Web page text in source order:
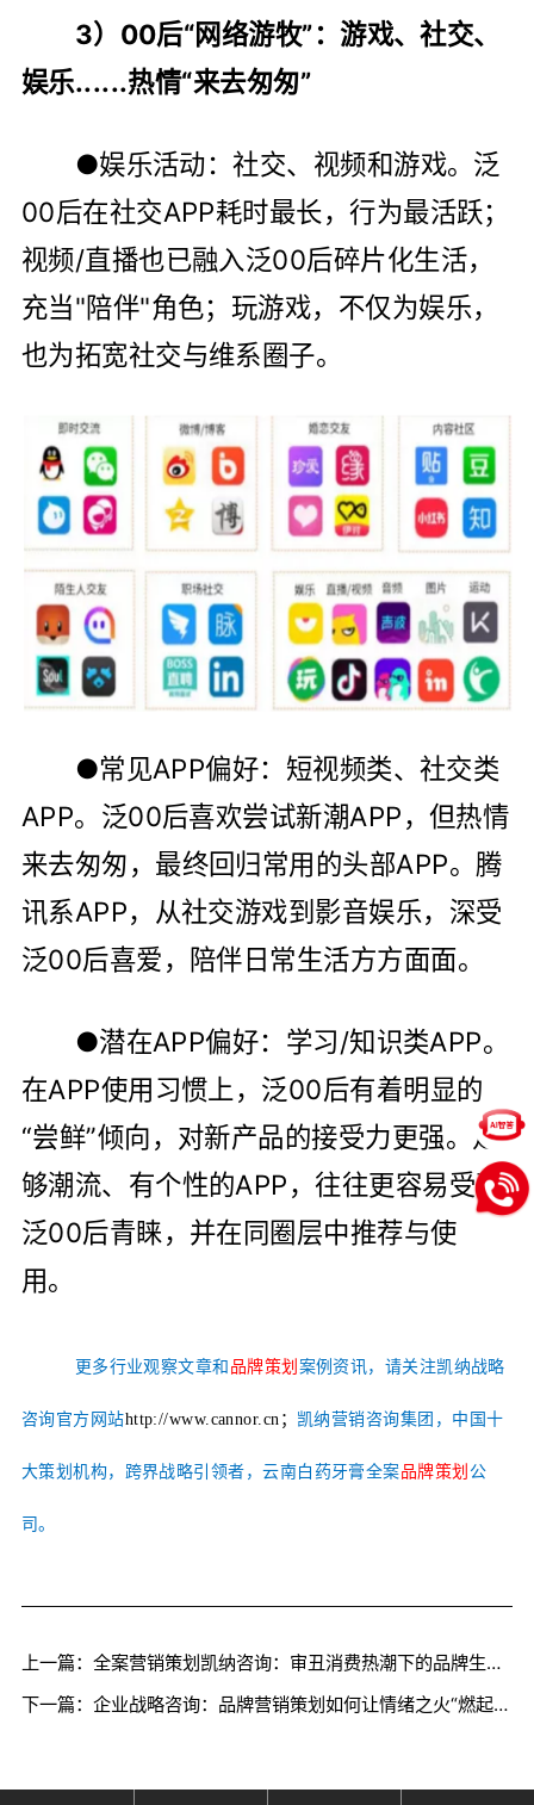
3）00后“网络游牧”：游戏、社交、
娱乐......热情“来去匆匆”
●娱乐活动：社交、视频和游戏。泛
00后在社交APP耗时最长，行为最活跃；
视频/直播也已融入泛00后碎片化生活，
充当"陪伴"角色；玩游戏，不仅为娱乐，
也为拓宽社交与维系圈子。
●常见APP偏好：短视频类、社交类
APP。泛00后喜欢尝试新潮APP，但热情
来去匆匆，最终回归常用的头部APP。腾
讯系APP，从社交游戏到影音娱乐，深受
泛00后喜爱，陪伴日常生活方方面面。
●潜在APP偏好：学习/知识类APP。
在APP使用习惯上，泛00后有着明显的
“尝鲜”倾向，对新产品的接受力更强。足
够潮流、有个性的APP，往往更容易受到
泛00后青睐，并在同圈层中推荐与使
用。
更多行业观察文章和 品牌策划 案例资讯，请关注凯纳战略
咨询官方网站http://www.cannor.cn； 凯纳营销咨询集团，中国十
大策划机构，跨界战略引领者，云南白药牙膏全案品牌策划 公
司。
上一篇：全案营销策划凯纳咨询：审丑消费热潮下的品牌生存法则
下一篇：企业战略咨询：品牌营销策划如何让情绪之火“燃起来”